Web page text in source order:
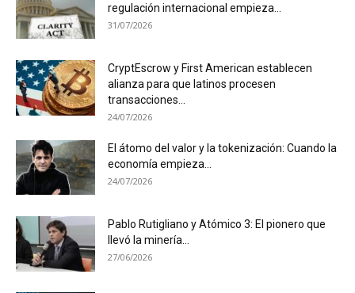
regulación internacional empieza...
31/07/2026
CryptEscrow y First American establecen
alianza para que latinos procesen
transacciones...
24/07/2026
El átomo del valor y la tokenización: Cuando la
economía empieza...
24/07/2026
Pablo Rutigliano y Atómico 3: El pionero que
llevó la minería...
27/06/2026